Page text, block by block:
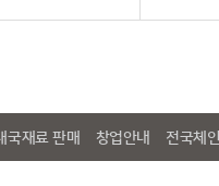
국재료 판매 창업안내 전국체